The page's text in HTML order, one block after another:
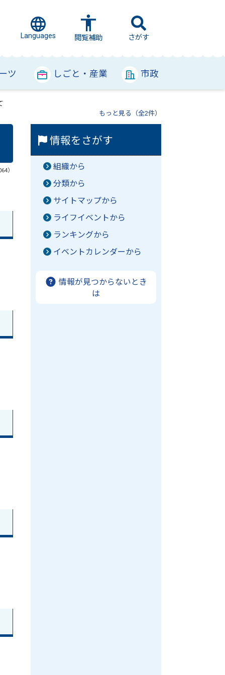
Languages 閲覧補助 さがす
ツ しごと・産業 市政
もっと見る（全2件）
）
情報をさがす
組織から
分類から
サイトマップから
ライフイベントから
ランキングから
イベントカレンダーから
情報が見つからないとき
は